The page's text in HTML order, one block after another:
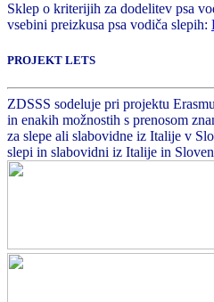
Sklep o kriterijih za dodelitev psa
vsebini preizkusa psa vodiča slepih:
PROJEKT LETS
ZDSSS sodeluje pri projektu
in enakih možnostih s prenosom
za slepe ali slabovidne iz Italije v
slepi in slabovidni iz Italije in